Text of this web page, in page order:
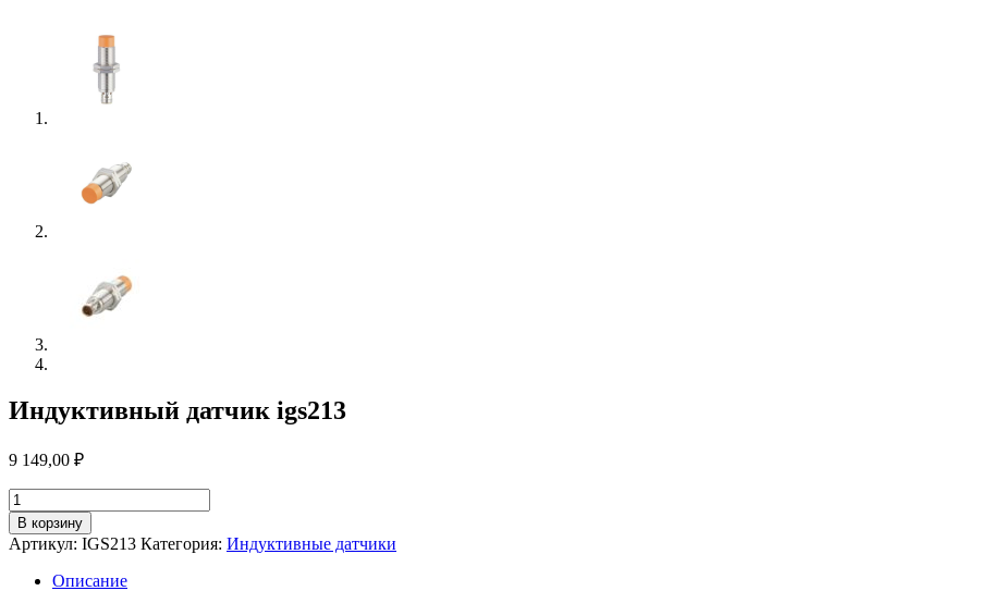
Индуктивный датчик igs213
9 149,00 ₽
Количество
товара
Индуктивный
датчик
igs213
В корзину
Артикул: IGS213 Категория: Индуктивные датчики
Описание